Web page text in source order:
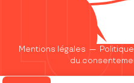
Mentions légales —
du